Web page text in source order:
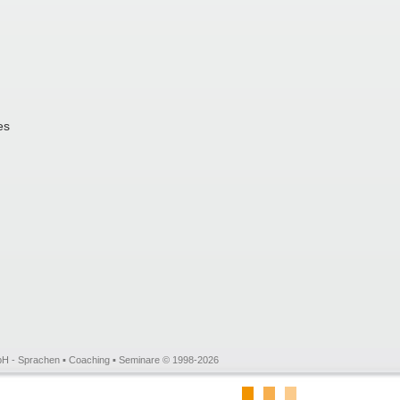
- Sprachen ▪ Coaching ▪ Seminare © 1998-2026